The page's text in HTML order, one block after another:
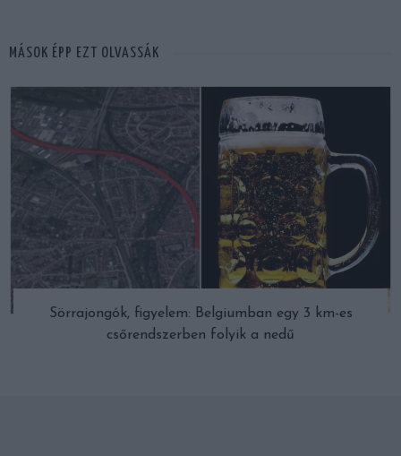
MÁSOK ÉPP EZT OLVASSÁK
Sörrajongók, figyelem: Belgiumban egy 3 km-es
csőrendszerben folyik a nedű